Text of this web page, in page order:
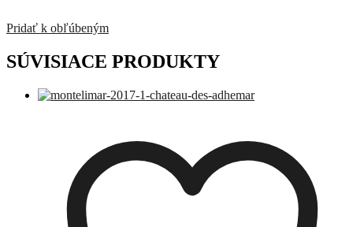
Pridať k obľúbeným
SÚVISIACE PRODUKTY